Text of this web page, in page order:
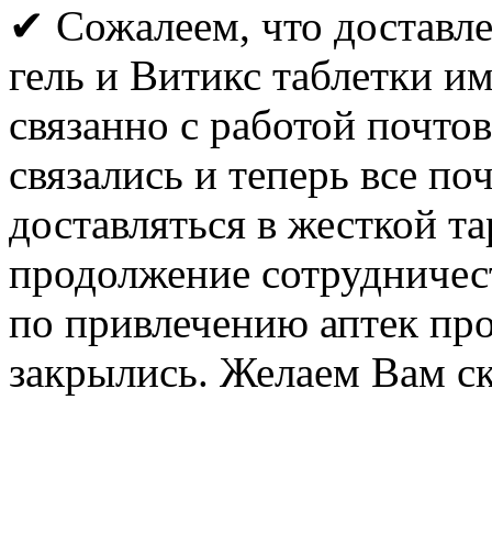
✔ Сожалеем, что
гель и Витикс таблетки
связанно с работой
связались и теперь все
доставляться в жесткой
продолжение
по привлечению аптек
закрылись. Желаем Вам